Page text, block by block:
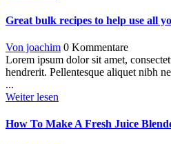
Great bulk recipes to help use all
Von joachim 0 Kommentare
Lorem ipsum dolor sit amet,
hendrerit. Pellentesque aliquet nibh
...
Weiter lesen
How To Make A Fresh Juice